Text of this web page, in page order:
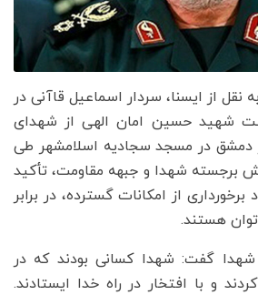
نقل از ایسنا، سردار اسماعیل قاآنی در
شهید حسین امان الهی از شهدای
دمشق در مسجد سجادیه اسلامشهر طی
برجسته شهدا و جبهه مقاومت، تأکید
از امکانات گسترده، در برابر
هستند.
شهدا گفت: شهدا کسانی بودند که در
و با افتخار در راه خدا ایستادند.